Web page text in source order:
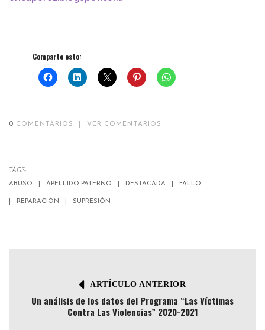
Comparte esto:
0 COMENTARIOS VER COMENTARIOS
TAGS:
ABUSO
APELLIDO PATERNO DESTACADA FALLO
REPARACIÓN SUPRESIÓN
ARTÍCULO ANTERIOR
Un análisis de los datos del Programa “Las Víctimas
Contra Las Violencias” 2020-2021